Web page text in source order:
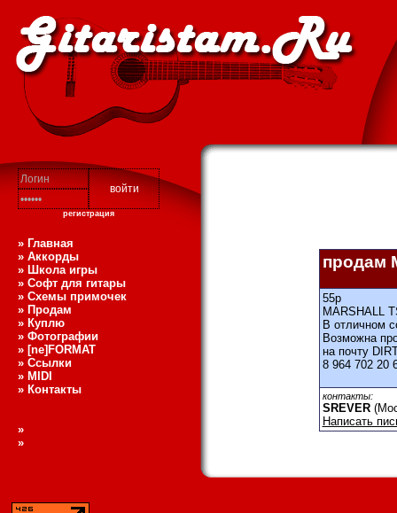
регистрация
» Главная
» Аккорды
» Школа игры
» Софт для гитары
» Схемы примочек
» Продам
» Куплю
» Фотографии
» [ne]FORMAT
» Ссылки
» MIDI
» Контакты
»
»
продам
55р
MARSHALL
В отличном
Возможна
на почту
8 964 702 20
контакты:
SREVER
Написать